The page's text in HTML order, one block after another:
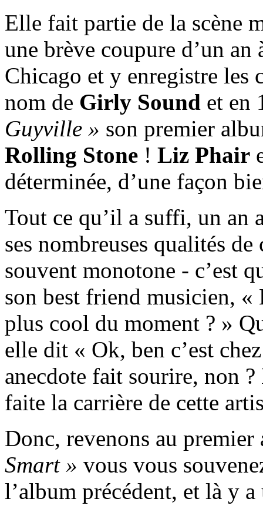
Elle fait partie de la scène
une brève coupure d’un
Chicago et y enregistre les
nom de Girly Sound et en
Guyville » son premier
Rolling Stone ! Liz Phair
déterminée, d’une façon
Tout ce qu’il a suffi, un an
ses nombreuses qualités
souvent monotone - c’est
son best friend musicien,
plus cool du moment ? »
elle dit « Ok, ben c’est
anecdote fait sourire, non
faite la carrière de cette
Donc, revenons au
Smart » vous vous
l’album précédent, et là y